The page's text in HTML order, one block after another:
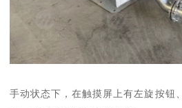
手动状态下，在触摸屏上有左旋按钮